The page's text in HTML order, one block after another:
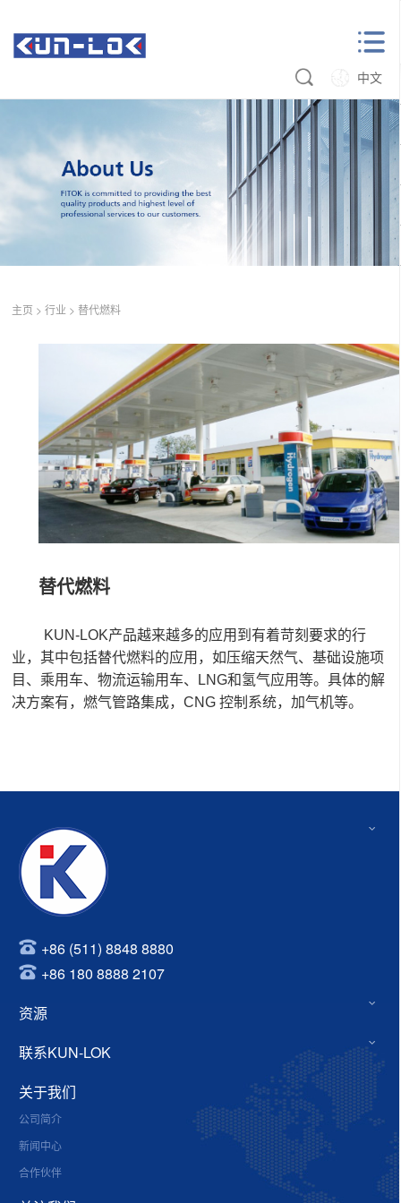
中文
主页 >行业 > 替代燃料
替代燃料
KUN-LOK产品越来越多的应用到有着苛刻要求的行
业，其中包括替代燃料的应用，如压缩天然气、基础设施项
目、乘用车、物流运输用车、LNG和氢气应用等。具体的解
决方案有，燃气管路集成，CNG 控制系统，加气机等。
+86 (511) 8848 8880
+86 180 8888 2107
资源
联系KUN-LOK
关于我们
公司简介
新闻中心
合作伙伴